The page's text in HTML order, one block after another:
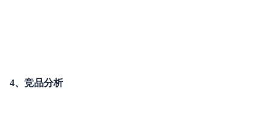
4、竞品分析